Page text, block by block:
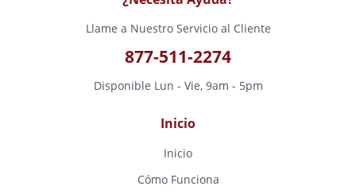
Llame a Nuestro Servicio al Cliente
877-511-2274
Disponible Lun - Vie, 9am - 5pm
Inicio
Inicio
Cómo Funciona